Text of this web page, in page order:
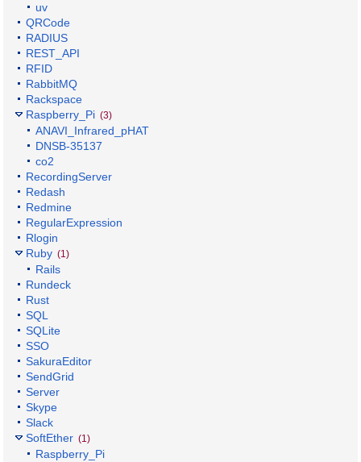
uv
QRCode
RADIUS
REST_API
RFID
RabbitMQ
Rackspace
Raspberry_Pi (3)
ANAVI_Infrared_pHAT
DNSB-35137
co2
RecordingServer
Redash
Redmine
RegularExpression
Rlogin
Ruby (1)
Rails
Rundeck
Rust
SQL
SQLite
SSO
SakuraEditor
SendGrid
Server
Skype
Slack
SoftEther (1)
Raspberry_Pi